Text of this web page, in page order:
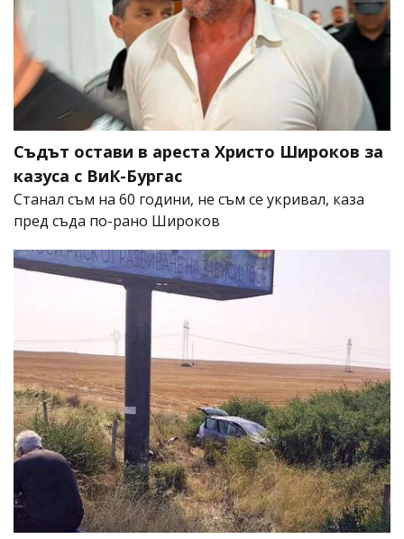
Съдът остави в ареста Христо Широков за
казуса с ВиК-Бургас
Станал съм на 60 години, не съм се укривал, каза
пред съда по-рано Широков